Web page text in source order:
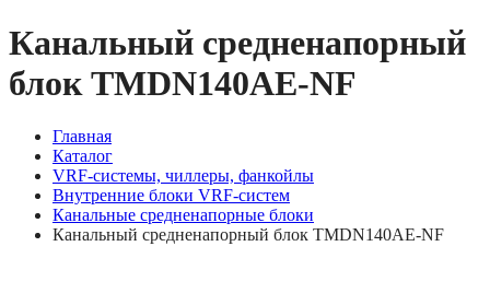
Канальный средненапорный
блок TMDN140AE-NF
Главная
Каталог
VRF-системы, чиллеры, фанкойлы
Внутренние блоки VRF-систем
Канальные средненапорные блоки
Канальный средненапорный блок TMDN140AE-NF